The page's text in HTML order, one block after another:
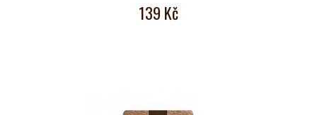
139 Kč